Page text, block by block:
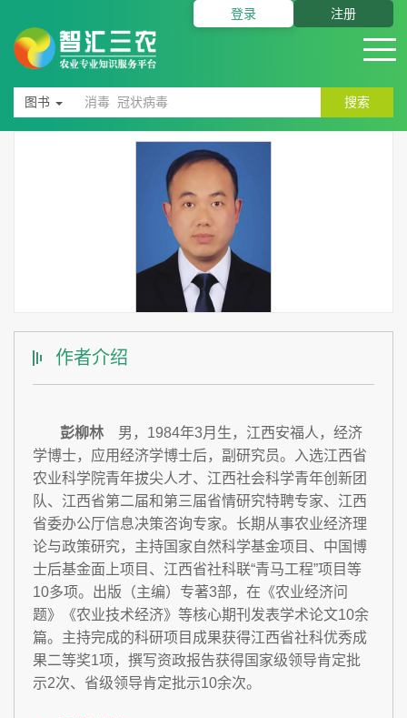
登录 注册
图书 搜索
作者简介
毕业院校
出生日期
工作单位
出生地
职务
作者介绍
彭柳林 男，1984年3月生，江西安福人，经济
学博士，应用经济学博士后，副研究员。入选江西省
农业科学院青年拔尖人才、江西社会科学青年创新团
队、江西省第二届和第三届省情研究特聘专家、江西
省委办公厅信息决策咨询专家。长期从事农业经济理
论与政策研究，主持国家自然科学基金项目、中国博
士后基金面上项目、江西省社科联“青马工程”项目等
10多项。出版（主编）专著3部，在《农业经济问
题》《农业技术经济》等核心期刊发表学术论文10余
篇。主持完成的科研项目成果获得江西省社科优秀成
果二等奖1项，撰写资政报告获得国家级领导肯定批
示2次、省级领导肯定批示10余次。